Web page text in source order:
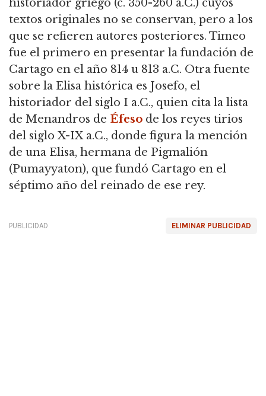
historiador griego (c. 350-260 a.C.) cuyos
textos originales no se conservan, pero a los
que se refieren autores posteriores. Timeo
fue el primero en presentar la fundación de
Cartago en el año 814 u 813 a.C. Otra fuente
sobre la Elisa histórica es Josefo, el
historiador del siglo I a.C., quien cita la lista
de Menandros de Éfeso de los reyes tirios
del siglo X-IX a.C., donde figura la mención
de una Elisa, hermana de Pigmalión
(Pumayyaton), que fundó Cartago en el
séptimo año del reinado de ese rey.
ELIMINAR PUBLICIDAD
PUBLICIDAD